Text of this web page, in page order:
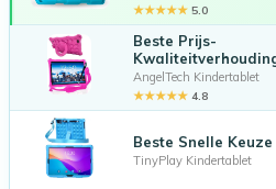
★★★★★ 5.0
Beste Prijs-
AngelTech Kindertablet
★★★★★ 4.8
Beste Snelle Keuze
TinyPlay Kindertablet